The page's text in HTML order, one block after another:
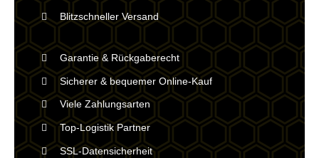
Blitzschneller Versand
Garantie & Rückgaberecht
Sicherer & bequemer Online-Kauf
Viele Zahlungsarten
Top-Logistik Partner
SSL-Datensicherheit